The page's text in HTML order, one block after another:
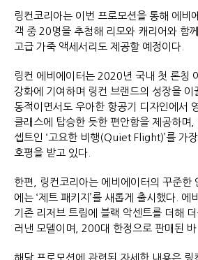
링컨코리아는 이번 프로모션을 통해 에비
객 중 20명을 추첨해 리모와 캐리어와 함
고급 가죽 액세서리도 제공할 예정이다.
링컨 에비에이터는 2020년 국내 첫 론칭
강화에 기여하며 링컨 브랜드의 성장을 이
동적이면서도 우아한 항공기 디자인에서
클래스에 탑승한 듯한 편안함을 제공하며
셉트인 ‘고요한 비행(Quiet Flight)’를 가
호평을 받고 있다.
한편, 링컨코리아는 에비에이터의 꾸준한
에는 ‘제트 패키지’를 새롭게 출시했다. 에
기존 리저브 트림에 블랙 악센트를 더해
러낸 모델이며, 200대 한정으로 판매된 바
해당 프로모션에 관련된 자세한 내용은 링